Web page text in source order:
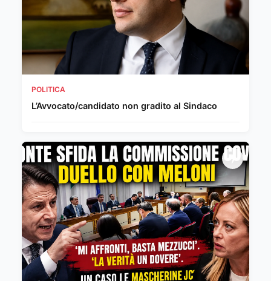
POLITICA
L’Avvocato/candidato non gradito al Sindaco